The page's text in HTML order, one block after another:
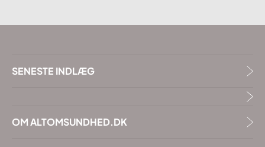
SENESTE INDLÆG
OM ALTOMSUNDHED.DK